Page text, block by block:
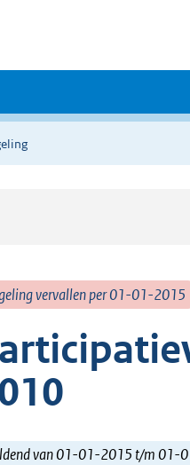
vervallen per 01-01-2015
van 01-01-2015 t/m 01-